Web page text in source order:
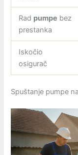
Rad pumpe bez
prestanka
Iskočio
osigurač
Spuštanje pumpe